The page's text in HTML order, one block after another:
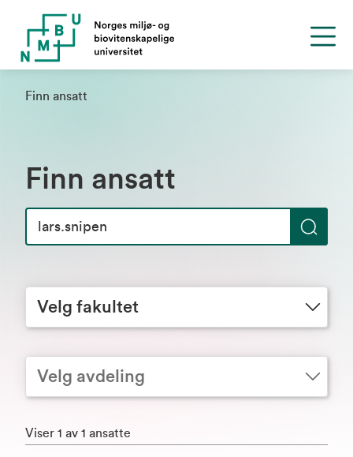
Finn ansatt
Finn ansatt
k
Velg fakultet
Velg avdeling
Viser 1 av 1 ansatte